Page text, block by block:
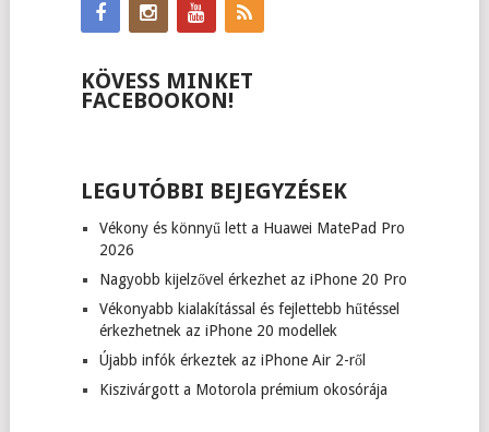
KÖVESS MINKET
FACEBOOKON!
LEGUTÓBBI BEJEGYZÉSEK
Vékony és könnyű lett a Huawei MatePad Pro
2026
Nagyobb kijelzővel érkezhet az iPhone 20 Pro
Vékonyabb kialakítással és fejlettebb hűtéssel
érkezhetnek az iPhone 20 modellek
Újabb infók érkeztek az iPhone Air 2-ről
Kiszivárgott a Motorola prémium okosórája